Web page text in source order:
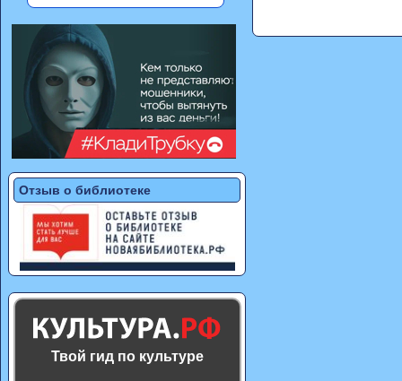
Отзыв о библиотеке
Твой гид по культуре